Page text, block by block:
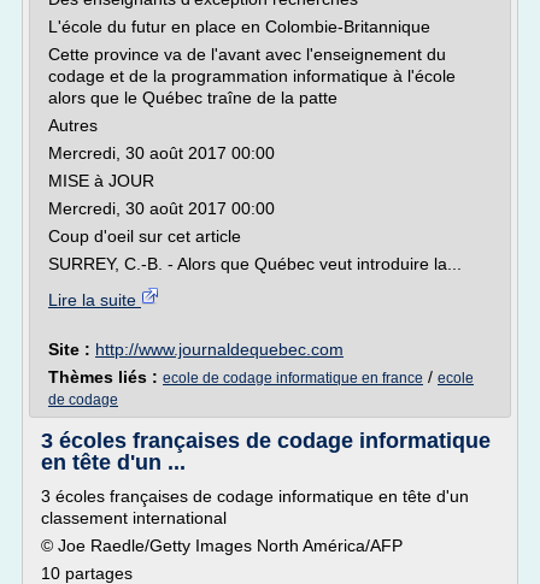
L'école du futur en place en Colombie-Britannique
Cette province va de l'avant avec l'enseignement du
codage et de la programmation informatique à l'école
alors que le Québec traîne de la patte
Autres
Mercredi, 30 août 2017 00:00
MISE à JOUR
Mercredi, 30 août 2017 00:00
Coup d'oeil sur cet article
SURREY, C.-B. - Alors que Québec veut introduire la...
Lire la suite
Site : http://www.journaldequebec.com
Thèmes liés : ecole de codage informatique en france / ecole
de codage
3 écoles françaises de codage informatique
en tête d'un ...
3 écoles françaises de codage informatique en tête d'un
classement international
© Joe Raedle/Getty Images North América/AFP
10 partages